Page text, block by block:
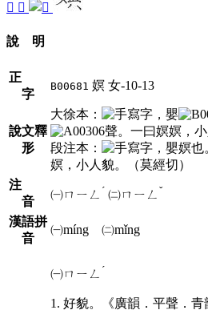
󷖉 󷖆
說 明
正
字
B00681 嫇 女-10-13
說文釋
形
大徐本： ，嬰
聲。一曰嫇嫇，
段注本：
，嬰嫇
嫇，小人貌。（莫經切）
注
音
㈠ㄇㄧㄥ ˊ ㈡ㄇㄧㄥ ˇ
漢語拼
音
㈠míng ㈡mǐng
㈠ㄇㄧㄥ ˊ
1. 好貌。《廣韻．平聲．青